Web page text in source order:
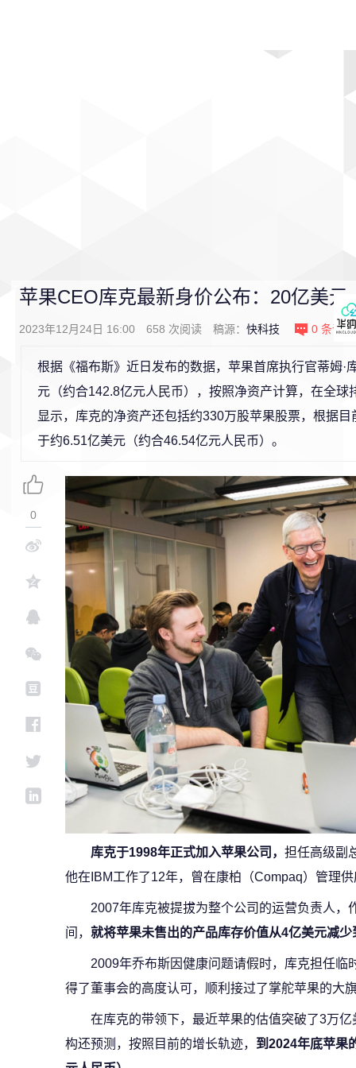
苹果CEO库克最新身价公布：20亿美元
2023年12月24日 16:00 658 次阅读 稿源： 快科技 0 条评论
根据《福布斯》近日发布的数据，苹果首席执行官蒂姆·
元（约合142.8亿元人民币），按照净资产计算，在全球
显示，库克的净资产还包括约330万股苹果股票，根据
于约6.51亿美元（约合46.54亿元人民币）。
库克于1998年正式加入苹果公司， 担任高级副
他在IBM工作了12年，曾在康柏（Compaq）管理
2007年库克被提拔为整个公司的运营负责人，
间， 就将苹果未售出的产品库存价值从4亿美元减
2009年乔布斯因健康问题请假时，库克担任临
得了董事会的高度认可，顺利接过了掌舵苹果的大
在库克的带领下，最近苹果的估值突破了3万
构还预测，按照目前的增长轨迹， 到2024年底苹果
0